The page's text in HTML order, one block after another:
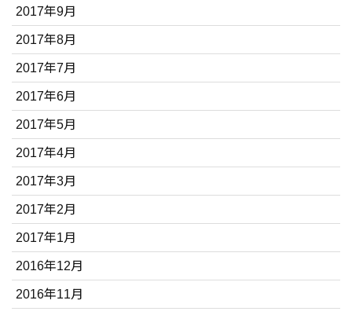
2017年9月
2017年8月
2017年7月
2017年6月
2017年5月
2017年4月
2017年3月
2017年2月
2017年1月
2016年12月
2016年11月